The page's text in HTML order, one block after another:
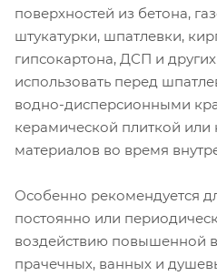
поверхностей из бетона,
штукатурки, шпатлевки,
гипсокартона, ДСП и
использовать перед
водно-дисперсионными
керамической плиткой
материалов во время
Особенно рекомендуется
постоянно или
воздействию повышенной
прачечных, ванных и